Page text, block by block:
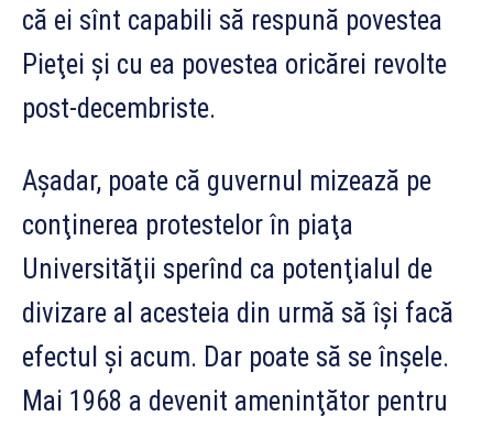
că ei sînt capabili să respună povestea
Pieţei şi cu ea povestea oricărei revolte
post-decembriste.
Aşadar, poate că guvernul mizează pe
conţinerea protestelor în piaţa
Universităţii sperînd ca potenţialul de
divizare al acesteia din urmă să îşi facă
efectul şi acum. Dar poate să se înşele.
Mai 1968 a devenit ameninţător pentru